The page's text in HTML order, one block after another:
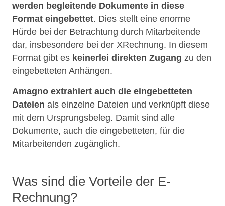
werden begleitende Dokumente in diese
Format eingebettet. Dies stellt eine enorme
Hürde bei der Betrachtung durch Mitarbeitende
dar, insbesondere bei der XRechnung. In diesem
Format gibt es keinerlei direkten Zugang zu den
eingebetteten Anhängen.
Amagno extrahiert auch die eingebetteten
Dateien als einzelne Dateien und verknüpft diese
mit dem Ursprungsbeleg. Damit sind alle
Dokumente, auch die eingebetteten, für die
Mitarbeitenden zugänglich.
Was sind die Vorteile der E-
Rechnung?